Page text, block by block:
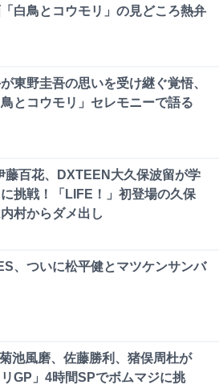
白鳥とコウモリ」の見どころ熱弁
東野圭吾の思いを受け継ぐ覚悟、
とコウモリ」セレモニーで語る
藤百花、DXTEEN大久保波留が学
挑戦！「LIFE！」初登場の久保
村からダメ出し
、ついに松平健とマツケンサンバ
池風磨、佐藤勝利、猪俣周杜が
リGP」4時間SPでボムマジに挑